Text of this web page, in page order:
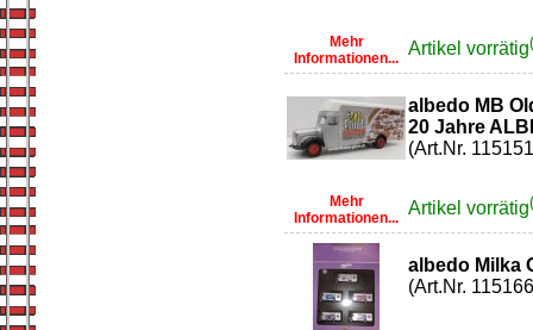
Mehr
Informationen... Artikel vorrätig
Mehr
Informationen...
albedo MB
20 Jahre
(Art.Nr.
Artikel vorrätig
albedo Milka
(Art.Nr.